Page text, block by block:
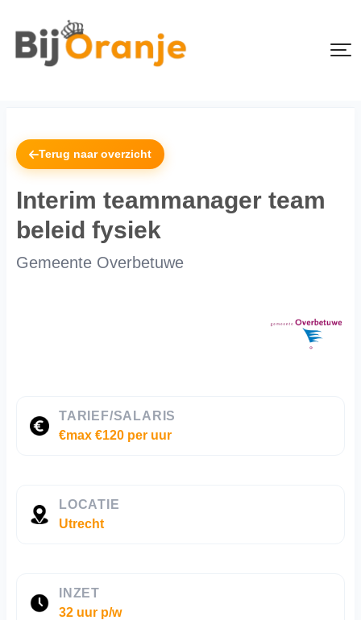
Terug naar overzicht
Interim teammanager team
beleid fysiek
Gemeente Overbetuwe
TARIEF/SALARIS
€max €120 per uur
LOCATIE
Utrecht
INZET
32 uur p/w